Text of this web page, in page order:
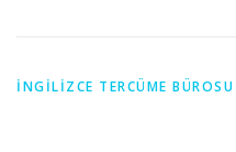
İNGILIZCE TERCÜME BÜROSU